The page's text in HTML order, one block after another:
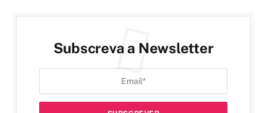
Subscreva a Newsletter